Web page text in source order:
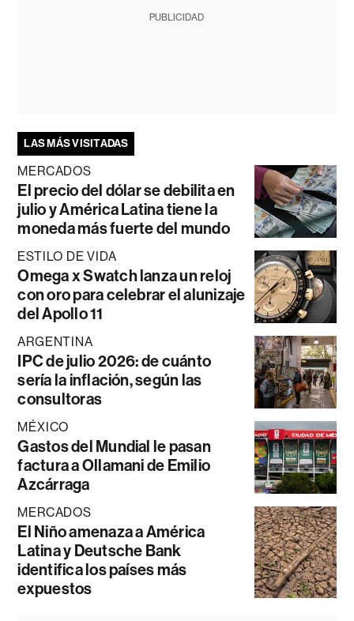
PUBLICIDAD
LAS MÁS VISITADAS
MERCADOS
El precio del dólar se debilita en
julio y América Latina tiene la
moneda más fuerte del mundo
ESTILO DE VIDA
Omega x Swatch lanza un reloj
con oro para celebrar el alunizaje
del Apollo 11
ARGENTINA
IPC de julio 2026: de cuánto
sería la inflación, según las
consultoras
MÉXICO
Gastos del Mundial le pasan
factura a Ollamani de Emilio
Azcárraga
MERCADOS
El Niño amenaza a América
Latina y Deutsche Bank
identifica los países más
expuestos